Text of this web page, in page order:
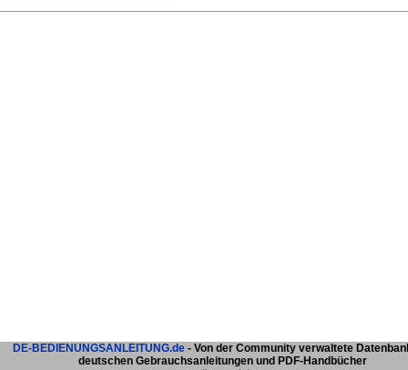
DE-BEDIENUNGSANLEITUNG.de - Von der Community verwaltete
deutschen Gebrauchsanleitungen und PDF-Handbücher